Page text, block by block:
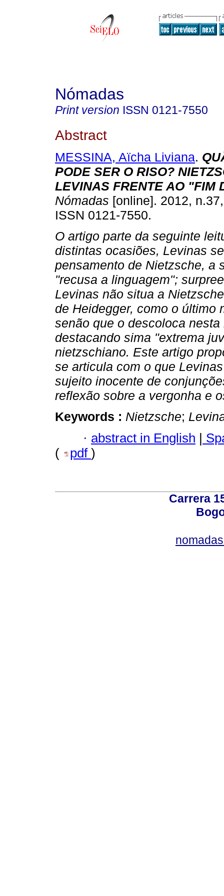
Nómadas
Print version ISSN 0121-7550
Abstract
MESSINA, Aïcha Liviana.
PODE SER O RISO?
LEVINAS FRENTE AO "FIM
Nómadas [online]. 2012,
ISSN 0121-7550.
O artigo parte da seguinte
distintas ocasiões, Levinas
pensamento de Nietzsche, a
"recusa a linguagem";
Levinas não situa a
de Heidegger, como o último
senão que o descoloca nesta
destacando sima "extrema
nietzschiano. Este artigo
se articula com o que
sujeito inocente de
reflexão sobre a vergonha e
Keywords : Nietzsche;
· abstract in English |
(
pdf )
Carrera